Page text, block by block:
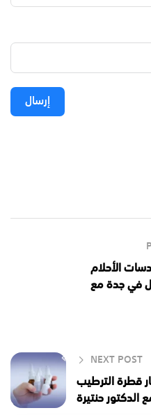
إرسال
الأحلام
في جدة مع
NEXT POST
قطرة الترطيب
الدكتور حنتيرة